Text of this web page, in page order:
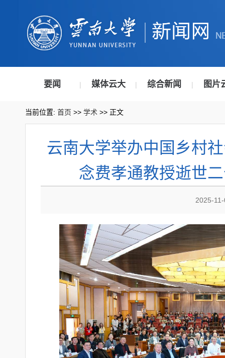
要闻 | 媒体云大 | 综合新闻 | 图片
当前位置: 首页 >> 学术 >> 正文
云南大学举办中国乡村
念费孝通教授逝世
2025-